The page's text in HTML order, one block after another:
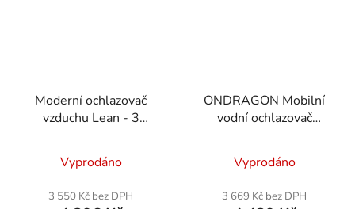
Moderní ochlazovač
vzduchu Lean - 3
dálkové ovládání, LCD
displej
Vyprodáno
3 550 Kč bez DPH
ONDRAGON Mobilní
vodní ochlazovač
ventilátorem, oscilací a
LCD displejem
Vyprodáno
3 669 Kč bez DPH